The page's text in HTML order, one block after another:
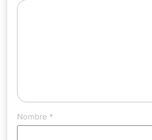
Nombre *